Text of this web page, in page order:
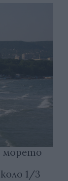
морето
1/3